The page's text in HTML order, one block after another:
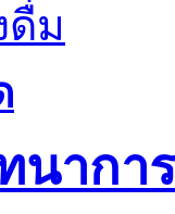
ดื่ม
นาการ